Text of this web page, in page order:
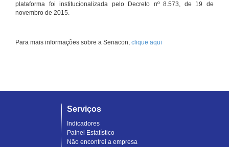
plataforma foi institucionalizada pelo Decreto nº 8.573, de 19 de
novembro de 2015.
Para mais informações sobre a Senacon, clique aqui
Serviços
Indicadores
Painel Estatístico
Não encontrei a empresa